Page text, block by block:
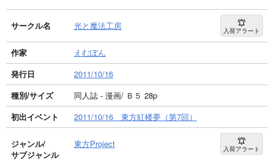
サークル名 光と魔法工房 入荷アラート
作家
えむぽん
発行日
2011/10/16
種別/サイズ
同人誌 - 漫画/ Ｂ５ 28p
初出イベント
2011/10/16 東方紅楼夢（第7回）
ジャンル/
サブジャンル
東方Project 入荷アラート